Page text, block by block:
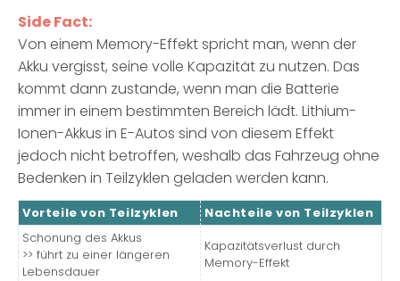
Side Fact:
Von einem Memory-Effekt spricht man, wenn der
Akku vergisst, seine volle Kapazität zu nutzen. Das
kommt dann zustande, wenn man die Batterie
immer in einem bestimmten Bereich lädt. Lithium-
Ionen-Akkus in E-Autos sind von diesem Effekt
jedoch nicht betroffen, weshalb das Fahrzeug ohne
Bedenken in Teilzyklen geladen werden kann.
Vorteile von Teilzyklen Nachteile von Teilzyklen
Schonung des Akkus
>> führt zu einer längeren
Lebensdauer
Kapazitätsverlust durch
Memory-Effekt